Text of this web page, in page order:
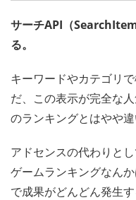
サーチAPI（
る。
キーワードやカテゴリ
だ、この表示が完全な
のランキングとはやや
アドセンスの代わりと
ゲームランキングなん
で成果がどんどん発生す